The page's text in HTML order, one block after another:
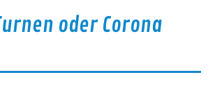
oder Corona